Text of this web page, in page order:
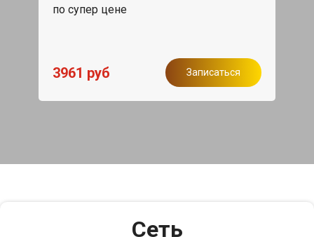
по супер цене
3961 руб Записаться
Сеть